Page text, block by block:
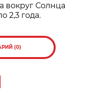
вокруг Солнца
2,3 года.
(0)